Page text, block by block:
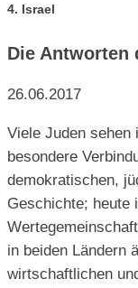
4. Israel
Die Antworten
26.06.2017
Viele Juden
besondere
demokratischen,
Geschichte; heute
in beiden Ländern
wirtschaftlichen